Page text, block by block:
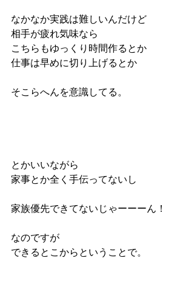
なかなか実践は難しいんだけど
相手が疲れ気味なら
こちらもゆっくり時間作るとか
仕事は早めに切り上げるとか
そこらへんを意識してる。
とかいいながら
家事とか全く手伝ってないし
家族優先できてないじゃーーーん！
なのですが
できるとこからということで。